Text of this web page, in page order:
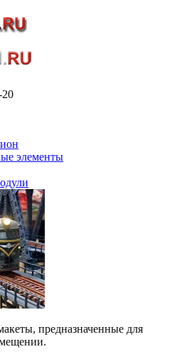
элементы
предназначенные для